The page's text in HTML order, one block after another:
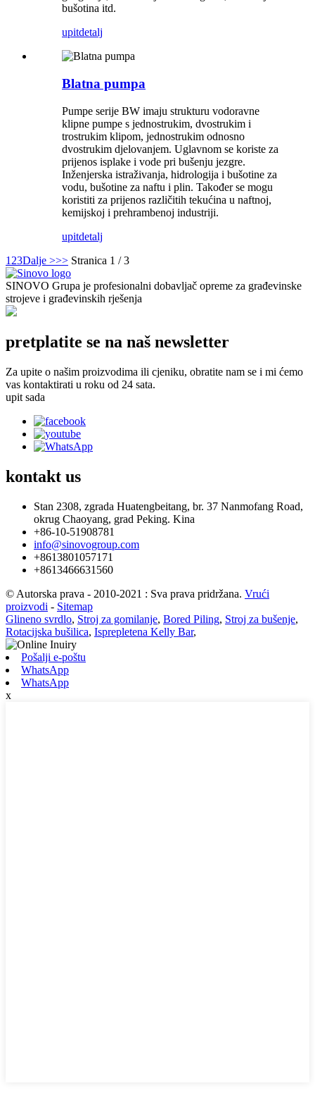
bušotina itd.
upitdetalj
Blatna pumpa
Pumpe serije BW imaju strukturu vodoravne
klipne pumpe s jednostrukim, dvostrukim i
trostrukim klipom, jednostrukim odnosno
dvostrukim djelovanjem. Uglavnom se koriste za
prijenos isplake i vode pri bušenju jezgre.
Inženjerska istraživanja, hidrologija i bušotine za
vodu, bušotine za naftu i plin. Također se mogu
koristiti za prijenos različitih tekućina u naftnoj,
kemijskoj i prehrambenoj industriji.
upitdetalj
1 23Dalje >>> Stranica 1 / 3
SINOVO Grupa je profesionalni dobavljač opreme za građevinske
strojeve i građevinskih rješenja
pretplatite se na naš newsletter
Za upite o našim proizvodima ili cjeniku, obratite nam se i mi ćemo
vas kontaktirati u roku od 24 sata.
upit sada
kontakt us
Stan 2308, zgrada Huatengbeitang, br. 37 Nanmofang Road,
okrug Chaoyang, grad Peking. Kina
+86-10-51908781
info@sinovogroup.com
+8613801057171
+8613466631560
© Autorska prava - 2010-2021 : Sva prava pridržana. Vrući
proizvodi - Sitemap
Glineno svrdlo, Stroj za gomilanje, Bored Piling, Stroj za bušenje,
Rotacijska bušilica, Isprepletena Kelly Bar,
Pošalji e-poštu
WhatsApp
WhatsApp
x